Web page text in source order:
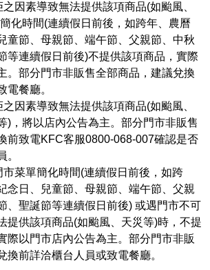
因素導致無法提供該項商品(如颱風、
化時間(連續假日前後，如跨年、農曆
童節、母親節、端午節、父親節、中秋
等連續假日前後)不提供該項商品，實際
。部分門市非販售全部商品，建議兌換
電餐廳。
因素導致無法提供該項商品(如颱風、
)，將以店內公告為主。部分門市非販售
前致電KFC客服0800-068-007確認是否
。
菜單簡化時間(連續假日前後，如跨
念日、兒童節、母親節、端午節、父親
、聖誕節等連續假日前後) 或遇門市不可
提供該項商品(如颱風、天災等)時，不提
際以門市店內公告為主。部分門市非販
換前詳洽櫃台人員或致電餐廳。